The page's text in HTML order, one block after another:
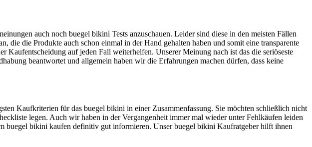
auch noch buegel bikini Tests anzuschauen. Leider sind diese in den meisten Fällen
die die Produkte auch schon einmal in der Hand gehalten haben und somit eine transparente
Kaufentscheidung auf jeden Fall weiterhelfen. Unserer Meinung nach ist das die seriöseste
beantwortet und allgemein haben wir die Erfahrungen machen dürfen, dass keine
Kaufkriterien für das buegel bikini in einer Zusammenfassung. Sie möchten schließlich nicht
legen. Auch wir haben in der Vergangenheit immer mal wieder unter Fehlkäufen leiden
buegel bikini kaufen definitiv gut informieren. Unser buegel bikini Kaufratgeber hilft ihnen